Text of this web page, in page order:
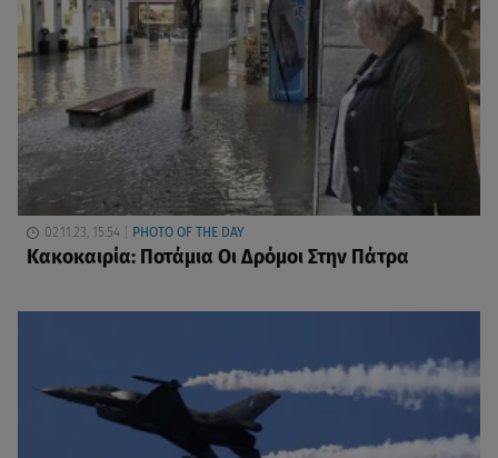
02.11.23, 15:54 PHOTO OF THE DAY
Κακοκαιρία: Ποτάμια Οι Δρόμοι Στην Πάτρα